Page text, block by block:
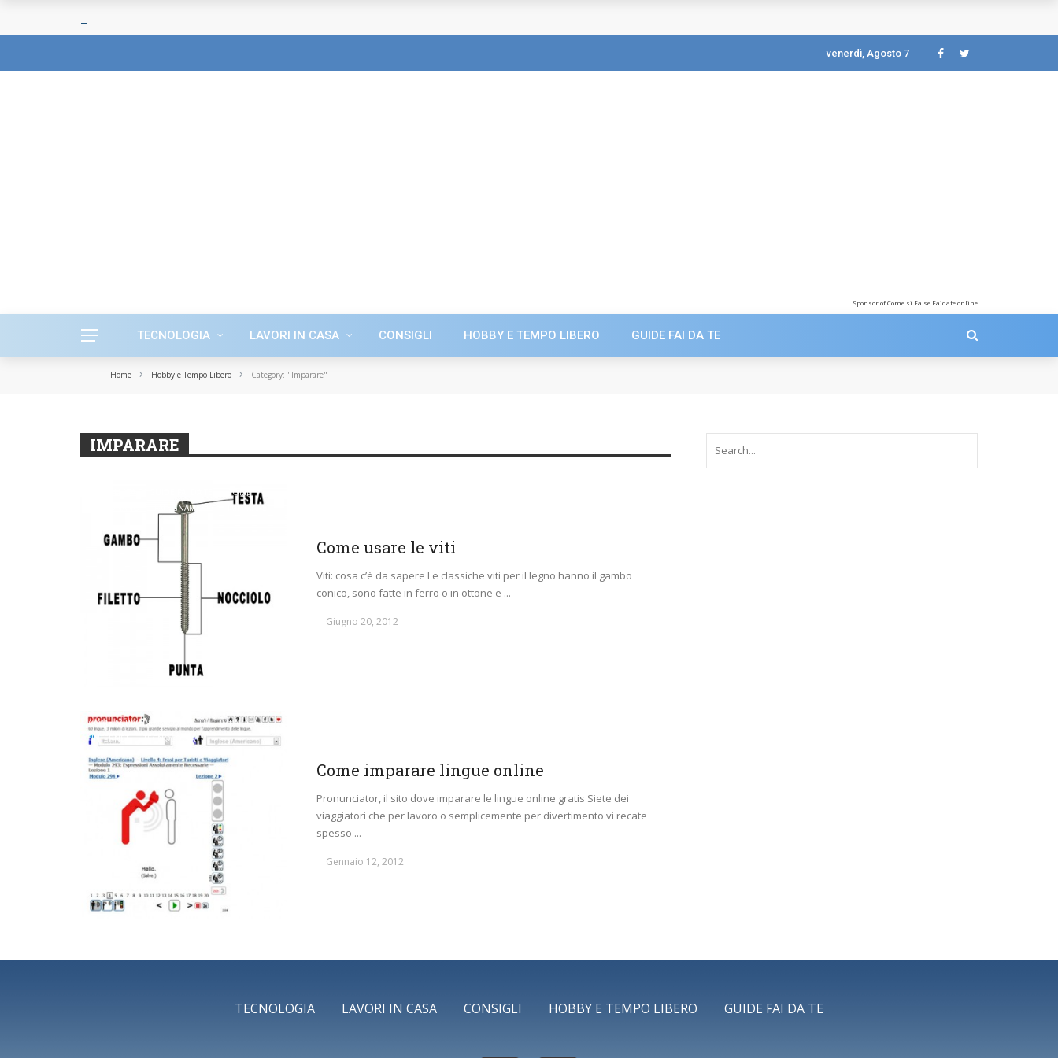
venerdì, Agosto 7
Sponsor of Come si Fa se Faidate online
TECNOLOGIA LAVORI IN CASA CONSIGLI HOBBY E TEMPO LIBERO GUIDE FAI DA TE
Home › Hobby e Tempo Libero › Category: "Imparare"
IMPARARE
COME
FALEGNAMERIA IMPARARE
Come usare le viti
Viti: cosa c’è da sapere Le classiche viti per il legno hanno il gambo
conico, sono fatte in ferro o in ottone e ...
Giugno 20, 2012
COME SCRIVERE CONSIGLI
IMPARARE
INTERNET
TECNOLOGIA
Come imparare lingue online
Pronunciator, il sito dove imparare le lingue online gratis Siete dei
viaggiatori che per lavoro o semplicemente per divertimento vi recate
spesso ...
Gennaio 12, 2012
TECNOLOGIA LAVORI IN CASA CONSIGLI HOBBY E TEMPO LIBERO GUIDE FAI DA TE